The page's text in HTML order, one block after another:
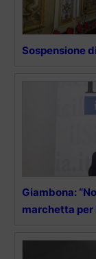
Sospensione
Giambona:
marchetta per